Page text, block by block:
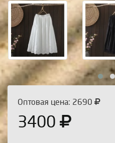
Оптовая цена: 2690
3400